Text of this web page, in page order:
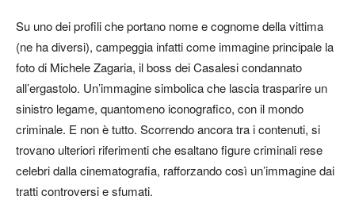
Su uno dei profili che portano nome e cognome della vittima
(ne ha diversi), campeggia infatti come immagine principale la
foto di Michele Zagaria, il boss dei Casalesi condannato
all’ergastolo. Un’immagine simbolica che lascia trasparire un
sinistro legame, quantomeno iconografico, con il mondo
criminale. E non è tutto. Scorrendo ancora tra i contenuti, si
trovano ulteriori riferimenti che esaltano figure criminali rese
celebri dalla cinematografia, rafforzando così un’immagine dai
tratti controversi e sfumati.